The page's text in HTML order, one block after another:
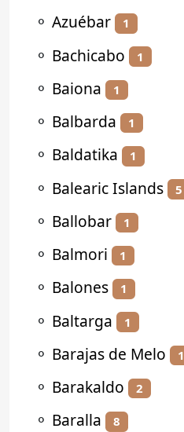
⚬ Azuébar 1
⚬ Bachicabo 1
⚬ Baiona 1
⚬ Balbarda 1
⚬ Baldatika 1
⚬ Balearic Islands 5
⚬ Ballobar 1
⚬ Balmori 1
⚬ Balones 1
⚬ Baltarga 1
⚬ Barajas de Melo 1
⚬ Barakaldo 2
⚬ Baralla 8